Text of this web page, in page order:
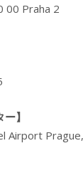
00 Praha 2
】
Airport